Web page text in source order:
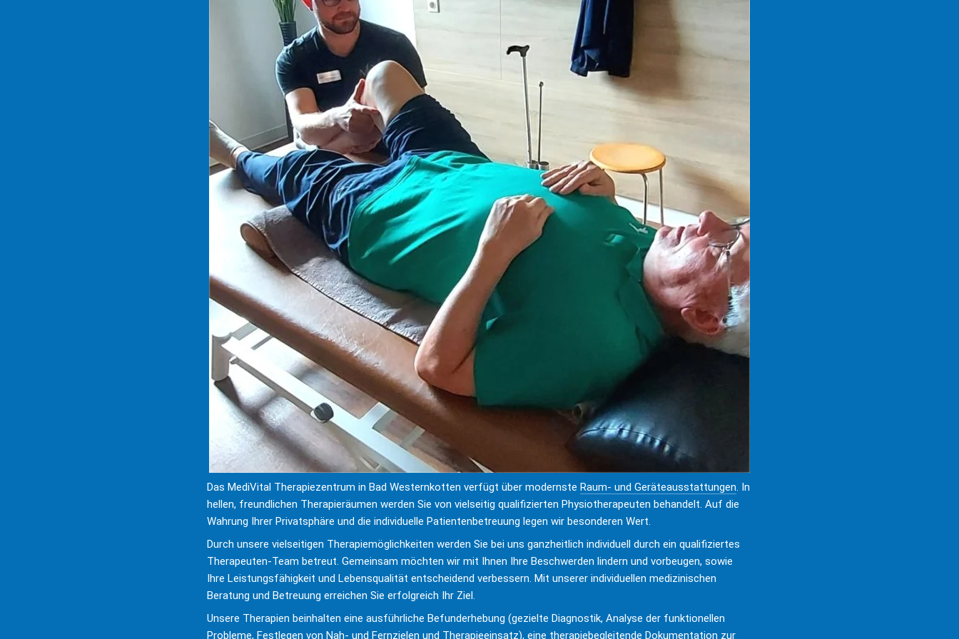
Das MediVital Therapiezentrum in Bad Westernkotten verfügt über modernste Raum- und Geräteausstattungen. In
hellen, freundlichen Therapieräumen werden Sie von vielseitig qualifizierten Physiotherapeuten behandelt. Auf die
Wahrung Ihrer Privatsphäre und die individuelle Patientenbetreuung legen wir besonderen Wert.
Durch unsere vielseitigen Therapiemöglichkeiten werden Sie bei uns ganzheitlich individuell durch ein qualifiziertes
Therapeuten-Team betreut. Gemeinsam möchten wir mit Ihnen Ihre Beschwerden lindern und vorbeugen, sowie
Ihre Leistungsfähigkeit und Lebensqualität entscheidend verbessern. Mit unserer individuellen medizinischen
Beratung und Betreuung erreichen Sie erfolgreich Ihr Ziel.
Unsere Therapien beinhalten eine ausführliche Befunderhebung (gezielte Diagnostik, Analyse der funktionellen
Probleme, Festlegen von Nah- und Fernzielen und Therapieeinsatz), eine therapiebegleitende Dokumentation zur